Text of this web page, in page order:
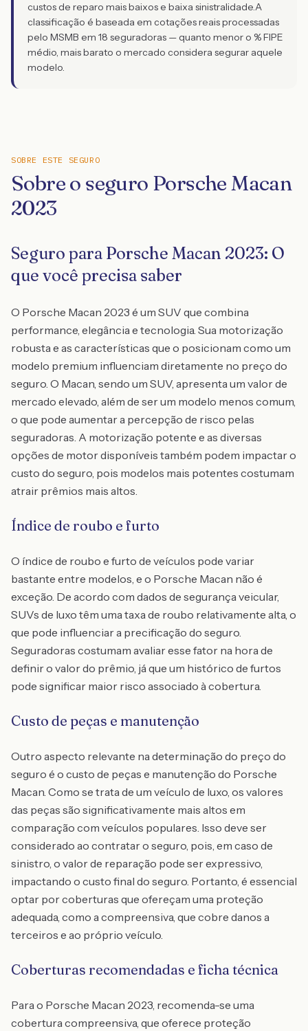
custos de reparo mais baixos e baixa sinistralidade.A
classificação é baseada em cotações reais processadas
pelo MSMB em 18 seguradoras — quanto menor o % FIPE
médio, mais barato o mercado considera segurar aquele
modelo.
SOBRE ESTE SEGURO
Sobre o seguro Porsche Macan
2023
Seguro para Porsche Macan 2023: O
que você precisa saber
O Porsche Macan 2023 é um SUV que combina
performance, elegância e tecnologia. Sua motorização
robusta e as características que o posicionam como um
modelo premium influenciam diretamente no preço do
seguro. O Macan, sendo um SUV, apresenta um valor de
mercado elevado, além de ser um modelo menos comum,
o que pode aumentar a percepção de risco pelas
seguradoras. A motorização potente e as diversas
opções de motor disponíveis também podem impactar o
custo do seguro, pois modelos mais potentes costumam
atrair prêmios mais altos.
Índice de roubo e furto
O índice de roubo e furto de veículos pode variar
bastante entre modelos, e o Porsche Macan não é
exceção. De acordo com dados de segurança veicular,
SUVs de luxo têm uma taxa de roubo relativamente alta, o
que pode influenciar a precificação do seguro.
Seguradoras costumam avaliar esse fator na hora de
definir o valor do prêmio, já que um histórico de furtos
pode significar maior risco associado à cobertura.
Custo de peças e manutenção
Outro aspecto relevante na determinação do preço do
seguro é o custo de peças e manutenção do Porsche
Macan. Como se trata de um veículo de luxo, os valores
das peças são significativamente mais altos em
comparação com veículos populares. Isso deve ser
considerado ao contratar o seguro, pois, em caso de
sinistro, o valor de reparação pode ser expressivo,
impactando o custo final do seguro. Portanto, é essencial
optar por coberturas que ofereçam uma proteção
adequada, como a compreensiva, que cobre danos a
terceiros e ao próprio veículo.
Coberturas recomendadas e ficha técnica
Para o Porsche Macan 2023, recomenda-se uma
cobertura compreensiva, que oferece proteção